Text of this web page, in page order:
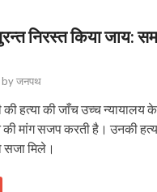
निरस्त किया जाय:
byजनपथ
हत्या की जाँच उच्च न्यायालय के
की मांग सजप करती है। उनकी
सजा मिले।